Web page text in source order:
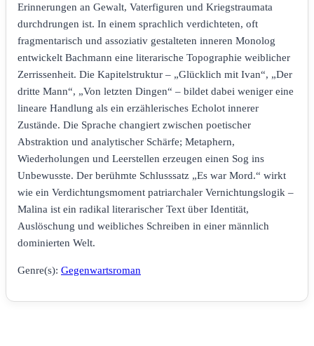
Erinnerungen an Gewalt, Vaterfiguren und Kriegstraumata
durchdrungen ist. In einem sprachlich verdichteten, oft
fragmentarisch und assoziativ gestalteten inneren Monolog
entwickelt Bachmann eine literarische Topographie weiblicher
Zerrissenheit. Die Kapitelstruktur – „Glücklich mit Ivan“, „Der
dritte Mann“, „Von letzten Dingen“ – bildet dabei weniger eine
lineare Handlung als ein erzählerisches Echolot innerer
Zustände. Die Sprache changiert zwischen poetischer
Abstraktion und analytischer Schärfe; Metaphern,
Wiederholungen und Leerstellen erzeugen einen Sog ins
Unbewusste. Der berühmte Schlusssatz „Es war Mord.“ wirkt
wie ein Verdichtungsmoment patriarchaler Vernichtungslogik –
Malina ist ein radikal literarischer Text über Identität,
Auslöschung und weibliches Schreiben in einer männlich
dominierten Welt.
Genre(s): Gegenwartsroman